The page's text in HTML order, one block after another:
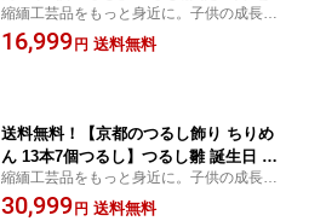
の節句 鯉のぼり こいのぼり かぶと 兜
ちまき かしわもち 柏餅 チマキ 鯉の滝
縮緬工芸品をもっと身近に。子供の成長を
願う贈り物として。こどもの日/子供の日
16,999 円 送料無料
送料無料！【京都のつるし飾り ちりめ
ん 13本7個つるし】つるし雛 誕生日 端
午の節句 鯉のぼり こいのぼり かぶと
兜 ちまき かしわもち 柏餅 チマキ 鯉の
縮緬工芸品をもっと身近に。子供の成長を
願う贈り物として。こどもの日/子供の日
30,999 円 送料無料